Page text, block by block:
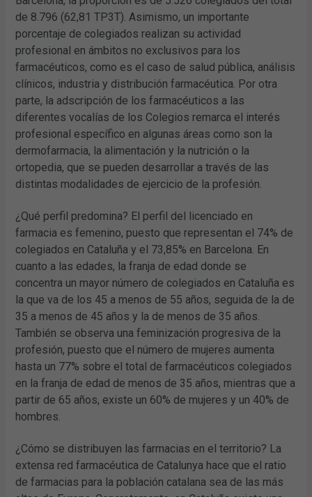
de 8.796 (62,81 TP3T). Asimismo, un importante
porcentaje de colegiados realizan su actividad
profesional en ámbitos no exclusivos para los
farmacéuticos, como es el caso de salud pública, análisis
clínicos, industria y distribución farmacéutica. Por otra
parte, la adscripción de los farmacéuticos a las
diferentes vocalías de los Colegios remarca el interés
profesional específico en algunas áreas como son la
dermofarmacia, la alimentación y la nutrición o la
ortopedia, que se pueden desarrollar a través de las
distintas modalidades de ejercicio de la profesión.
¿Qué perfil predomina? El perfil del licenciado en
farmacia es femenino, puesto que representan el 74% de
colegiados en Cataluña y el 73,85% en Barcelona. En
cuanto a las edades, la franja de edad donde se
concentra un mayor número de colegiados en Cataluña es
la que va de los 45 a menos de 55 años, seguida de la de
35 a menos de 45 años y la de menos de 35 años.
También se observa una feminización progresiva de la
profesión, puesto que el número de mujeres aumenta
hasta un 77% sobre el total de farmacéuticos colegiados
en la franja de edad de menos de 35 años, mientras que a
partir de 65 años, existe un 60% de mujeres y un 40% de
hombres.
¿Cómo se distribuyen las farmacias en el territorio? La
extensa red farmacéutica de Catalunya hace que el ratio
de farmacias para la población catalana sea de las más